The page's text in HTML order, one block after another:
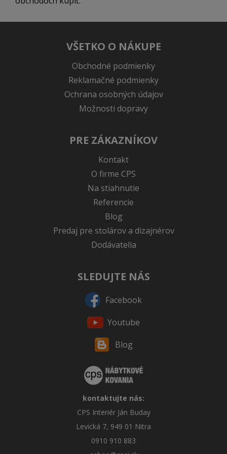
VŠETKO O NÁKUPE
Obchodné podmienky
Reklamačné podmienky
Ochrana osobných údajov
Možnosti dopravy
PRE ZÁKAZNÍKOV
Kontakt
O firme CPS
Na stiahnutie
Referencie
Blog
Predaj pre stolárov a dizajnérov
Dodávatelia
SLEDUJTE NÁS
Facebook
Youtube
Blog
kontaktujte nás:
CPS Interiér Ján Buday
Levická 7, 949 01 Nitra
0910 910 883